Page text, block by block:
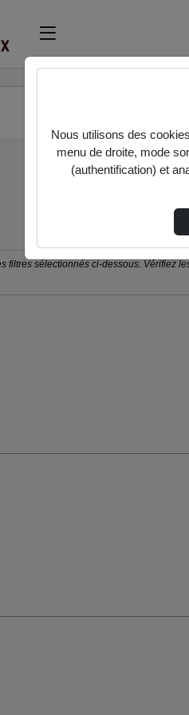
sélectionnés ci-dessous. Vérifiez
Nous utilisons des
menu de droite, mode
(authentification) et